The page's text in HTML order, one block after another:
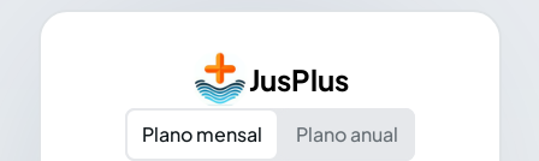
JusPlus
Plano mensal
Plano anual